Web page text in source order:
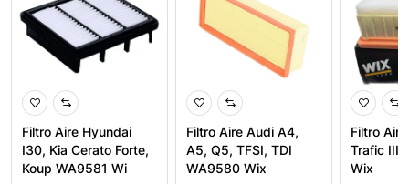
Filtro Aire Hyundai
I30, Kia Cerato Forte,
Koup WA9581 Wi
Filtro Aire Audi A4,
A5, Q5, TFSI, TDI
WA9580 Wix
Filtro
Trafic III
Wix